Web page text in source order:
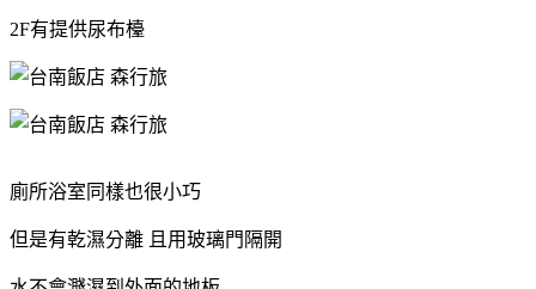
2F有提供尿布檯
廁所浴室同樣也很小巧
但是有乾濕分離 且用玻璃門隔開